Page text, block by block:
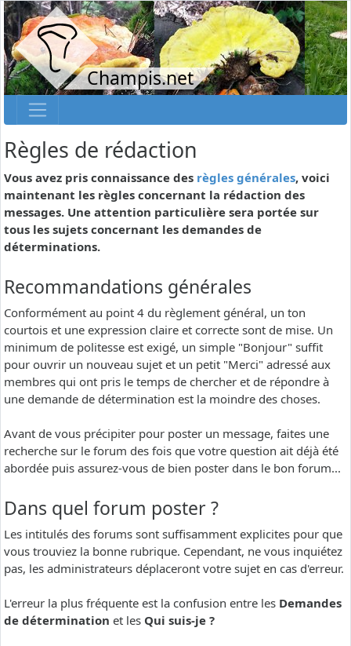
Champis.net
Règles de rédaction
Vous avez pris connaissance des règles générales, voici
maintenant les règles concernant la rédaction des
messages. Une attention particulière sera portée sur
tous les sujets concernant les demandes de
déterminations.
Recommandations générales
Conformément au point 4 du règlement général, un ton
courtois et une expression claire et correcte sont de mise. Un
minimum de politesse est exigé, un simple "Bonjour" suffit
pour ouvrir un nouveau sujet et un petit "Merci" adressé aux
membres qui ont pris le temps de chercher et de répondre à
une demande de détermination est la moindre des choses.
Avant de vous précipiter pour poster un message, faites une
recherche sur le forum des fois que votre question ait déjà été
abordée puis assurez-vous de bien poster dans le bon forum...
Dans quel forum poster ?
Les intitulés des forums sont suffisamment explicites pour que
vous trouviez la bonne rubrique. Cependant, ne vous inquiétez
pas, les administrateurs déplaceront votre sujet en cas d'erreur.
L'erreur la plus fréquente est la confusion entre les Demandes
de détermination et les Qui suis-je ?